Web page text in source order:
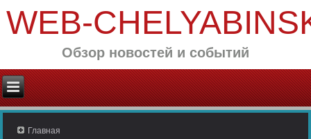
WEB-
Обзор новостей и событий
Главная